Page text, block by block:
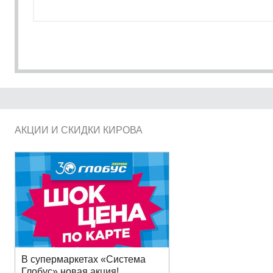
АКЦИИ И СКИДКИ КИРОВА
В супермаркетах «Система